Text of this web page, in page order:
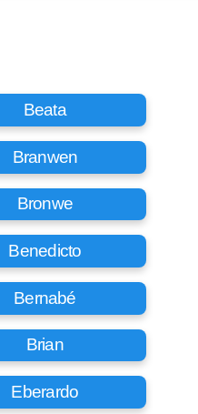
Beata
Branwen
Bronwe
Benedicto
Bernabé
Brian
Eberardo